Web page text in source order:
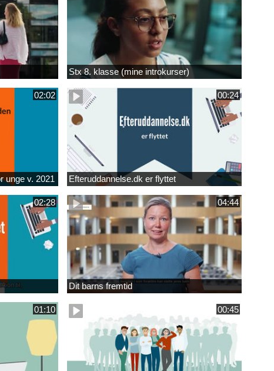
Stx 8. klasse (mine introkurser)
02:02
unge v. 2021
00:24
Efteruddannelse.dk er flyttet
02:28 04:44
Dit barns fremtid
01:10 00:45